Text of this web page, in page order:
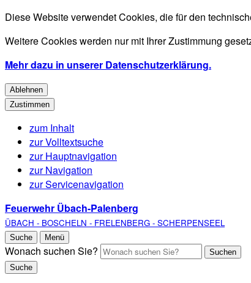
Diese Website verwendet Cookies, die für den
Weitere Cookies werden nur mit Ihrer Zustimmung
Mehr dazu in unserer Datenschutzerklärung.
Ablehnen
Zustimmen
zum Inhalt
zur Volltextsuche
zur Hauptnavigation
zur Navigation
zur Servicenavigation
Feuerwehr Übach-Palenberg
ÜBACH - BOSCHELN - FRELENBERG - SCHERPENSEEL
Suche Menü
Wonach suchen Sie?
Suchen
Suche